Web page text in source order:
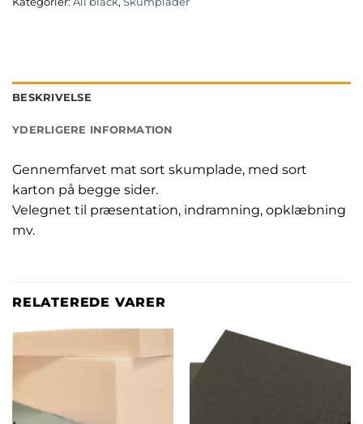
BESKRIVELSE
YDERLIGERE INFORMATION
Gennemfarvet mat sort skumplade, med sort
karton på begge sider.
Velegnet til præsentation, indramning, opklæbning
mv.
RELATEREDE VARER